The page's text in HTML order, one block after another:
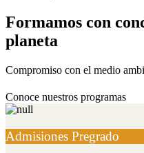
Formamos con
planeta
Compromiso con el medio
Conoce nuestros programas
Admisiones Pregrado